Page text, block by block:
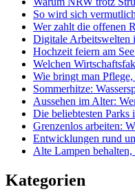
So wird sich
Wer zahlt die offenen
Digitale Arbeitswelten
Hochzeit feiern am
Welchen
Wie bringt man
Sommerhitze:
Aussehen im Alter:
Die beliebtesten
Grenzenlos arbeiten:
Entwicklungen rund
Alte Lampen
Kategorien